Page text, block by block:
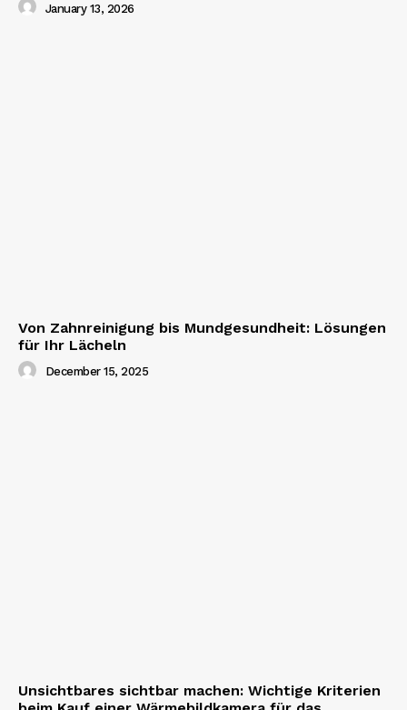
January 13, 2026
Von Zahnreinigung bis Mundgesundheit: Lösungen
für Ihr Lächeln
December 15, 2025
Unsichtbares sichtbar machen: Wichtige Kriterien